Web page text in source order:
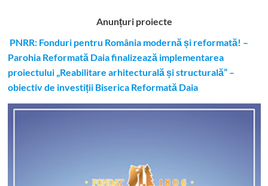
Anunțuri proiecte
PNRR: Fonduri pentru România modernă și reformată! –
Parohia Reformată Daia finalizează implementarea
proiectului „Reabilitare arhitecturală și structurală” –
obiectiv de investiții Biserica Reformată Daia